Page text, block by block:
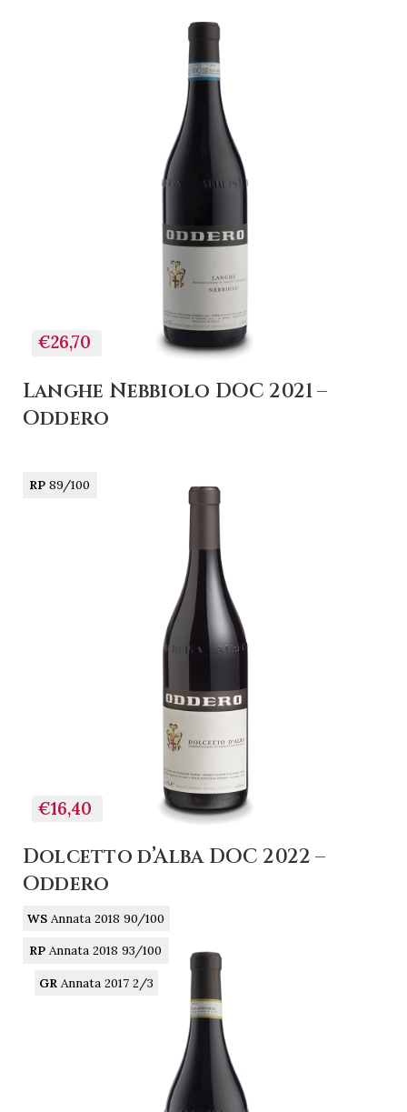
€26,70
Langhe Nebbiolo DOC 2021 –
Oddero
RP89/100
€16,40
+ AGGIUNGI AL
CARRELLO
Dolcetto d’Alba DOC 2022 –
Oddero
WS Annata 2018 90/100
RP Annata 2018 93/100
GRAnnata 2017 2/3